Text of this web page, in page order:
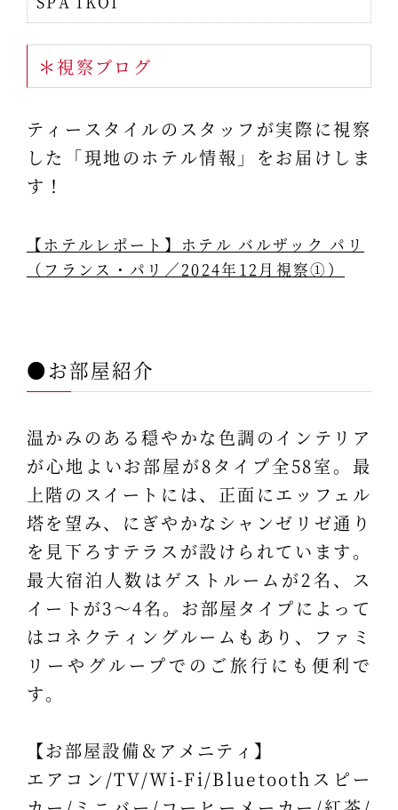
＊視察ブログ
ティースタイルのスタッフが実際に視察
した「現地のホテル情報」をお届けしま
す！
【ホテルレポート】ホテル バルザック パリ
（フランス・パリ／2024年12月視察①）
●お部屋紹介
温かみのある穏やかな色調のインテリア
が心地よいお部屋が8タイプ全58室。最
上階のスイートには、正面にエッフェル
塔を望み、にぎやかなシャンゼリゼ通り
を見下ろすテラスが設けられています。
最大宿泊人数はゲストルームが2名、ス
イートが3～4名。お部屋タイプによって
はコネクティングルームもあり、ファミ
リーやグループでのご旅行にも便利で
す。
【お部屋設備＆アメニティ】
エアコン/TV/Wi-Fi/Bluetoothスピー